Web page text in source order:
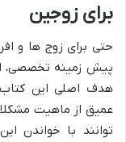
برای زوجین
حتی برای زوج ها و
پیش زمینه تخصصی،
هدف اصلی این کتاب
عمیق از ماهیت
توانند با خواندن